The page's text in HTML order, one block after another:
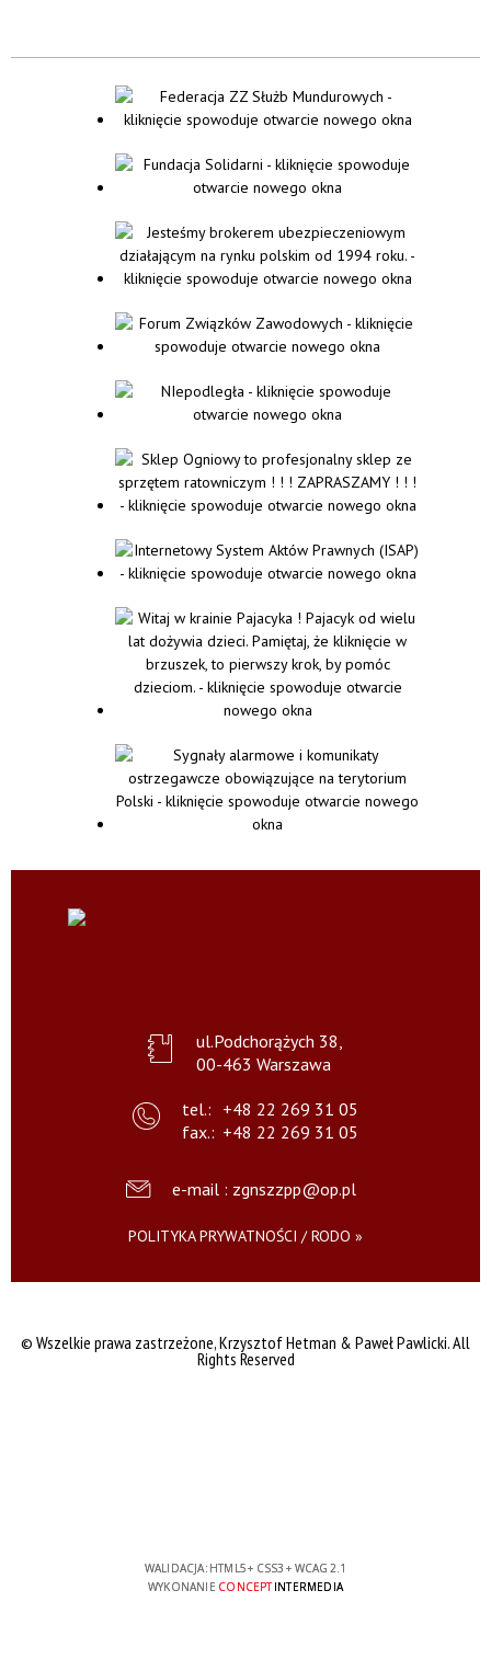
ul.Podchorążych 38,
00-463 Warszawa
tel.: +48 22 269 31 05
fax.: +48 22 269 31 05
e-mail : zgnszzpp@op.pl
POLITYKA PRYWATNOŚCI / RODO »
© Wszelkie prawa zastrzeżone,Krzysztof Hetman & Paweł Pawlicki. All
Rights Reserved
WALIDACJA: HTML5+ CSS3 + WCAG 2.1
WYKONANIE CONCEPTINTERMEDIA